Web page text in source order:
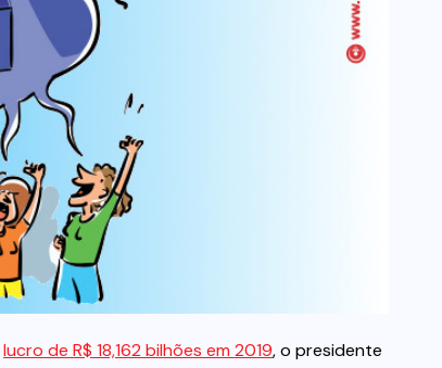
lucro de R$ 18,162 bilhões em 2019, o presidente